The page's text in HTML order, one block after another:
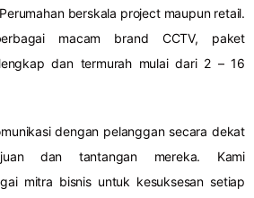
berskala project maupun retail.
macam brand CCTV, paket
dan termurah mulai dari 2 – 16
dengan pelanggan secara dekat
dan tantangan mereka. Kami
mitra bisnis untuk kesuksesan setiap